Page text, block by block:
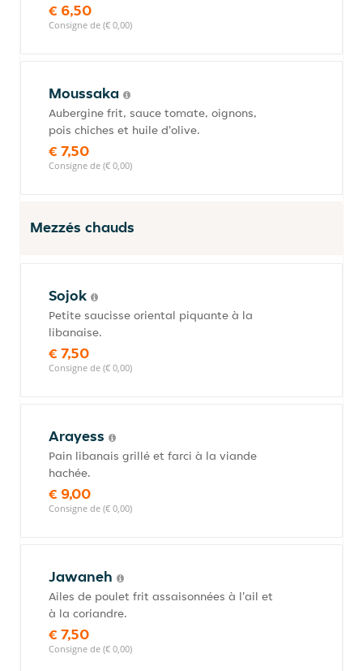
€ 6,50
Consigne de (€ 0,00)
Moussaka
Aubergine frit, sauce tomate, oignons,
pois chiches et huile d'olive.
€ 7,50
Consigne de (€ 0,00)
Mezzés chauds
Sojok
Petite saucisse oriental piquante à la
libanaise.
€ 7,50
Consigne de (€ 0,00)
Arayess
Pain libanais grillé et farci à la viande
hachée.
€ 9,00
Consigne de (€ 0,00)
Jawaneh
Ailes de poulet frit assaisonnées à l'ail et
à la coriandre.
€ 7,50
Consigne de (€ 0,00)